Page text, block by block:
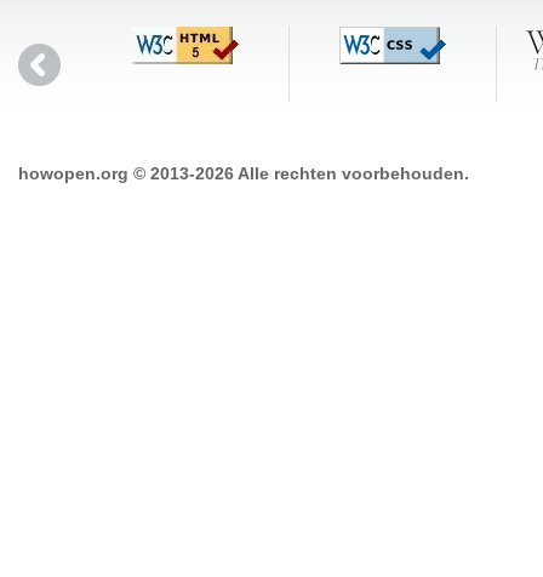
howopen.org © 2013-2026 Alle rechten voorbehouden.